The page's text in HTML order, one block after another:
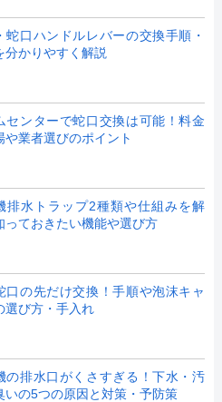
蛇口ハンドルレバーの交換手順・
分かりやすく解説
センターで蛇口交換は可能！料金
や業者選びのポイント
排水トラップ2種類や仕組みを解
っておきたい機能や選び方
口の先だけ交換！手順や泡沫キャ
選び方・手入れ
の排水口がくさすぎる！下水・汚
いの5つの原因と対策・予防策